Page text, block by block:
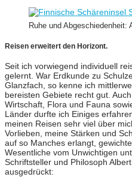
Ruhe und
Reisen erweitert den Horizont.
Seit ich vorwiegend individuell
gelernt. War Erdkunde zu
Glanzfach, so kenne ich
bereisten Gebiete recht gut.
Wirtschaft, Flora und Fauna
Länder durfte ich Einiges
meinen Reisen sehr viel über
Vorlieben, meine Stärken und
auf so Manches erlangt,
Wesentliche vom Unwichtigen
Schriftsteller und Philosoph
ausgedrückt: